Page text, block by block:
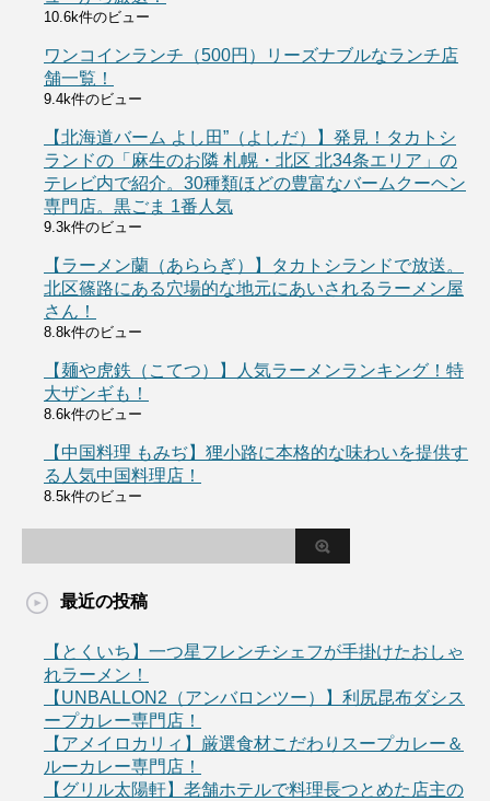
10.6k件のビュー
ワンコインランチ（500円）リーズナブルなランチ店
舗一覧！
9.4k件のビュー
【北海道バーム よし田”（よしだ）】発見！タカトシ
ランドの「麻生のお隣 札幌・北区 北34条エリア」の
テレビ内で紹介。30種類ほどの豊富なバームクーヘン
専門店。黒ごま 1番人気
9.3k件のビュー
【ラーメン蘭（あららぎ）】タカトシランドで放送。
北区篠路にある穴場的な地元にあいされるラーメン屋
さん！
8.8k件のビュー
【麺や虎鉄（こてつ）】人気ラーメンランキング！特
大ザンギも！
8.6k件のビュー
【中国料理 もみぢ】狸小路に本格的な味わいを提供す
る人気中国料理店！
8.5k件のビュー
最近の投稿
【とくいち】一つ星フレンチシェフが手掛けたおしゃ
れラーメン！
【UNBALLON2（アンバロンツー）】利尻昆布ダシス
ープカレー専門店！
【アメイロカリィ】厳選食材こだわりスープカレー＆
ルーカレー専門店！
【グリル太陽軒】老舗ホテルで料理長つとめた店主の